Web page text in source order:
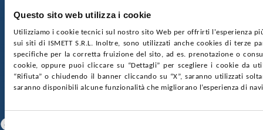
Questo sito web utilizza i cookie
Utilizziamo i cookie tecnici sul nostro sito Web per offrirti l'esperienza
sui siti di ISMETT S.R.L. Inoltre, sono utilizzati anche cookies di terze
specifiche per la corretta fruizione del sito, ad es. prenotazione o
cookie, oppure puoi cliccare su “Dettagli” per scegliere i cookie da
“Rifiuta” o chiudendo il banner cliccando su “X”, saranno utilizzati
saranno disponibili alcune funzionalità che migliorano l’esperienza di
Selezione
nr. REA PA-201818 P.I. 04544550827
SOCIETÀ TRASPARENTE WHISTLEBLOWING
GARE E CONTRATTIPRIVACYCOOKIE POLICY
SOSTIENICIMAPPA DEL SITOACCESSIBILITÀ
CONTATTI